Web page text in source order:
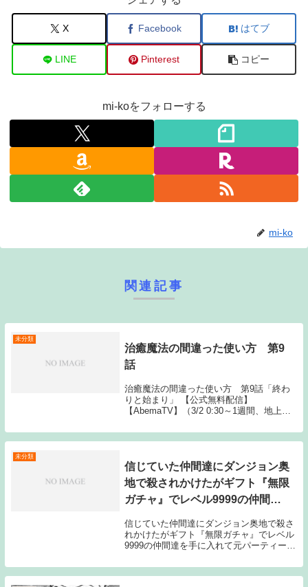
X Facebook はてブ
LINE Pinterest コピー
mi-koをフォローする
mi-ko
関連記事
未分類
治癒魔法の間違った使い方 第9
話
治癒魔法の間違った使い方 第9話「終わ
りと始まり」 【公式無料配信】
【AbemaTV】（3/2 0:30～1週間、地上波
【公式有料配信】 【U-NEXT】 【Hu The
post ...
未分類
信じていた仲間達にダンジョン奥
地で殺されかけたがギフト『無限
ガチャ』でレベル9999の仲間達
ーと世界に復讐＆『ざまぁ！』し
ます！ 第9話
信じていた仲間達にダンジョン奥地で殺さ
れかけたがギフト『無限ガチャ』でレベル
9999の仲間達を手に入れて元パーティーメ
す！ 第9話「開宴」 【公式無料配信】
【ABEMA】（12/2 Source: Ne...